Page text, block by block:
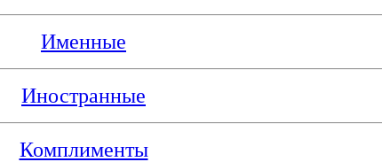
Именные
Иностранные
Комплименты